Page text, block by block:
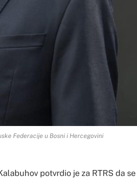
Federacije u Bosni i Hercegovini
potvrdio je za RTRS da